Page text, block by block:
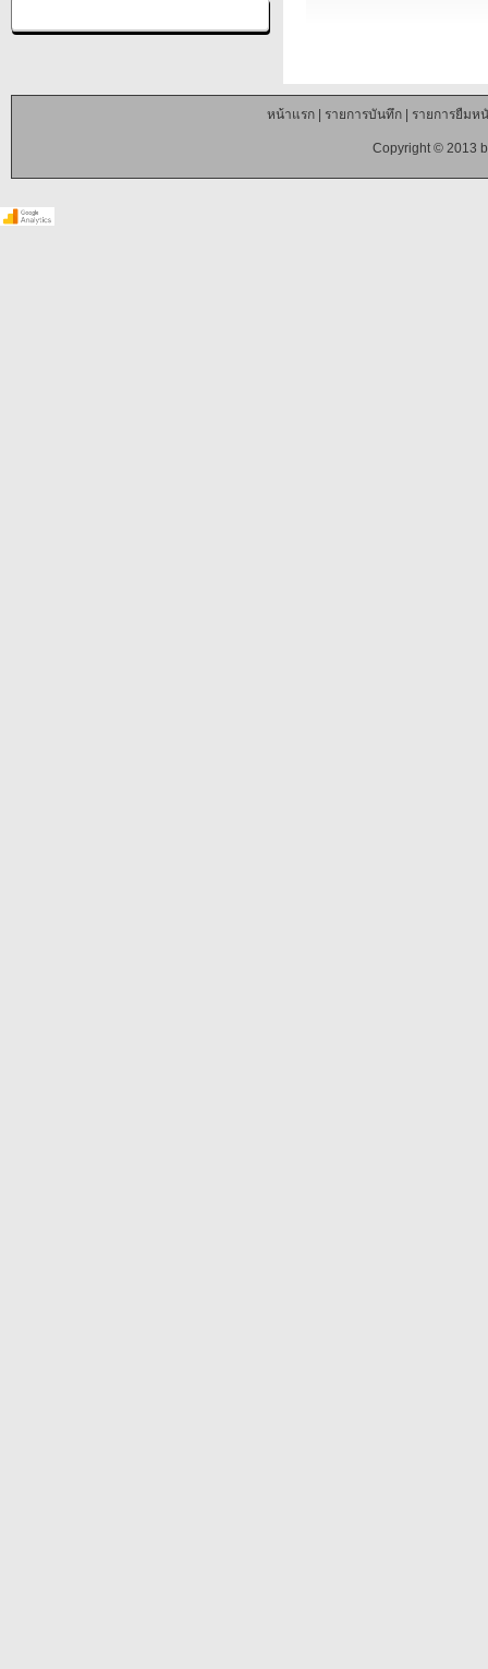
หน้าแรก| รายการบันทึก| รายการยืมห
Copyright © 2013